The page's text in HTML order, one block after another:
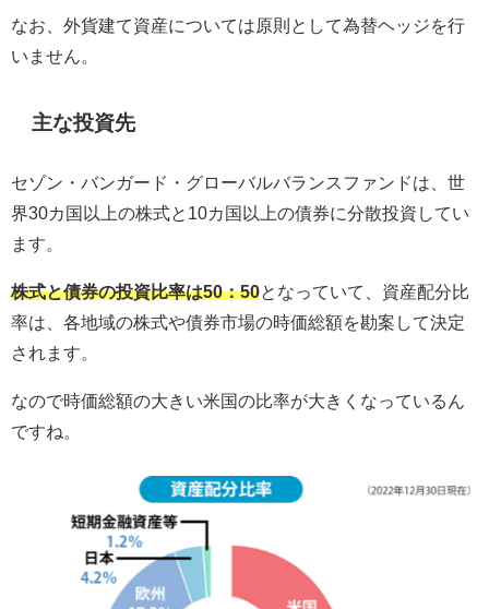
なお、外貨建て資産については原則として為替ヘッジを行
いません。
主な投資先
セゾン・バンガード・グローバルバランスファンドは、世
界30カ国以上の株式と10カ国以上の債券に分散投資してい
ます。
株式と債券の投資比率は50：50となっていて、資産配分比
率は、各地域の株式や債券市場の時価総額を勘案して決定
されます。
なので時価総額の大きい米国の比率が大きくなっているん
ですね。